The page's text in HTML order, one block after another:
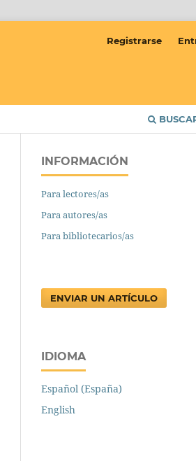
Registrarse
INFORMACIÓN
Para lectores/as
Para autores/as
Para bibliotecarios/as
ENVIAR UN ARTÍCULO
IDIOMA
Español (España)
English